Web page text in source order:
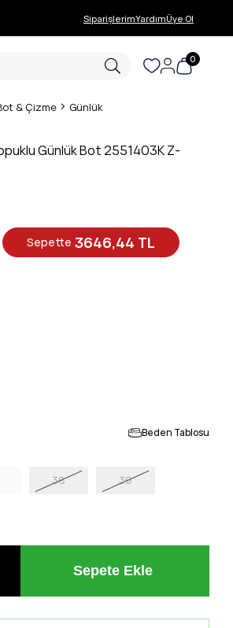
SiparişlerimYardımÜye Ol
0
& Çizme Günlük
Günlük Bot 2551403K Z-
Sepette 3646,44 TL
Beden Tablosu
38 39